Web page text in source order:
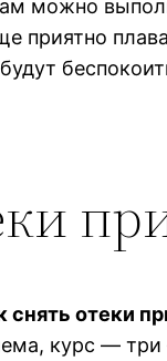
можно
приятно
снять отеки
курс —